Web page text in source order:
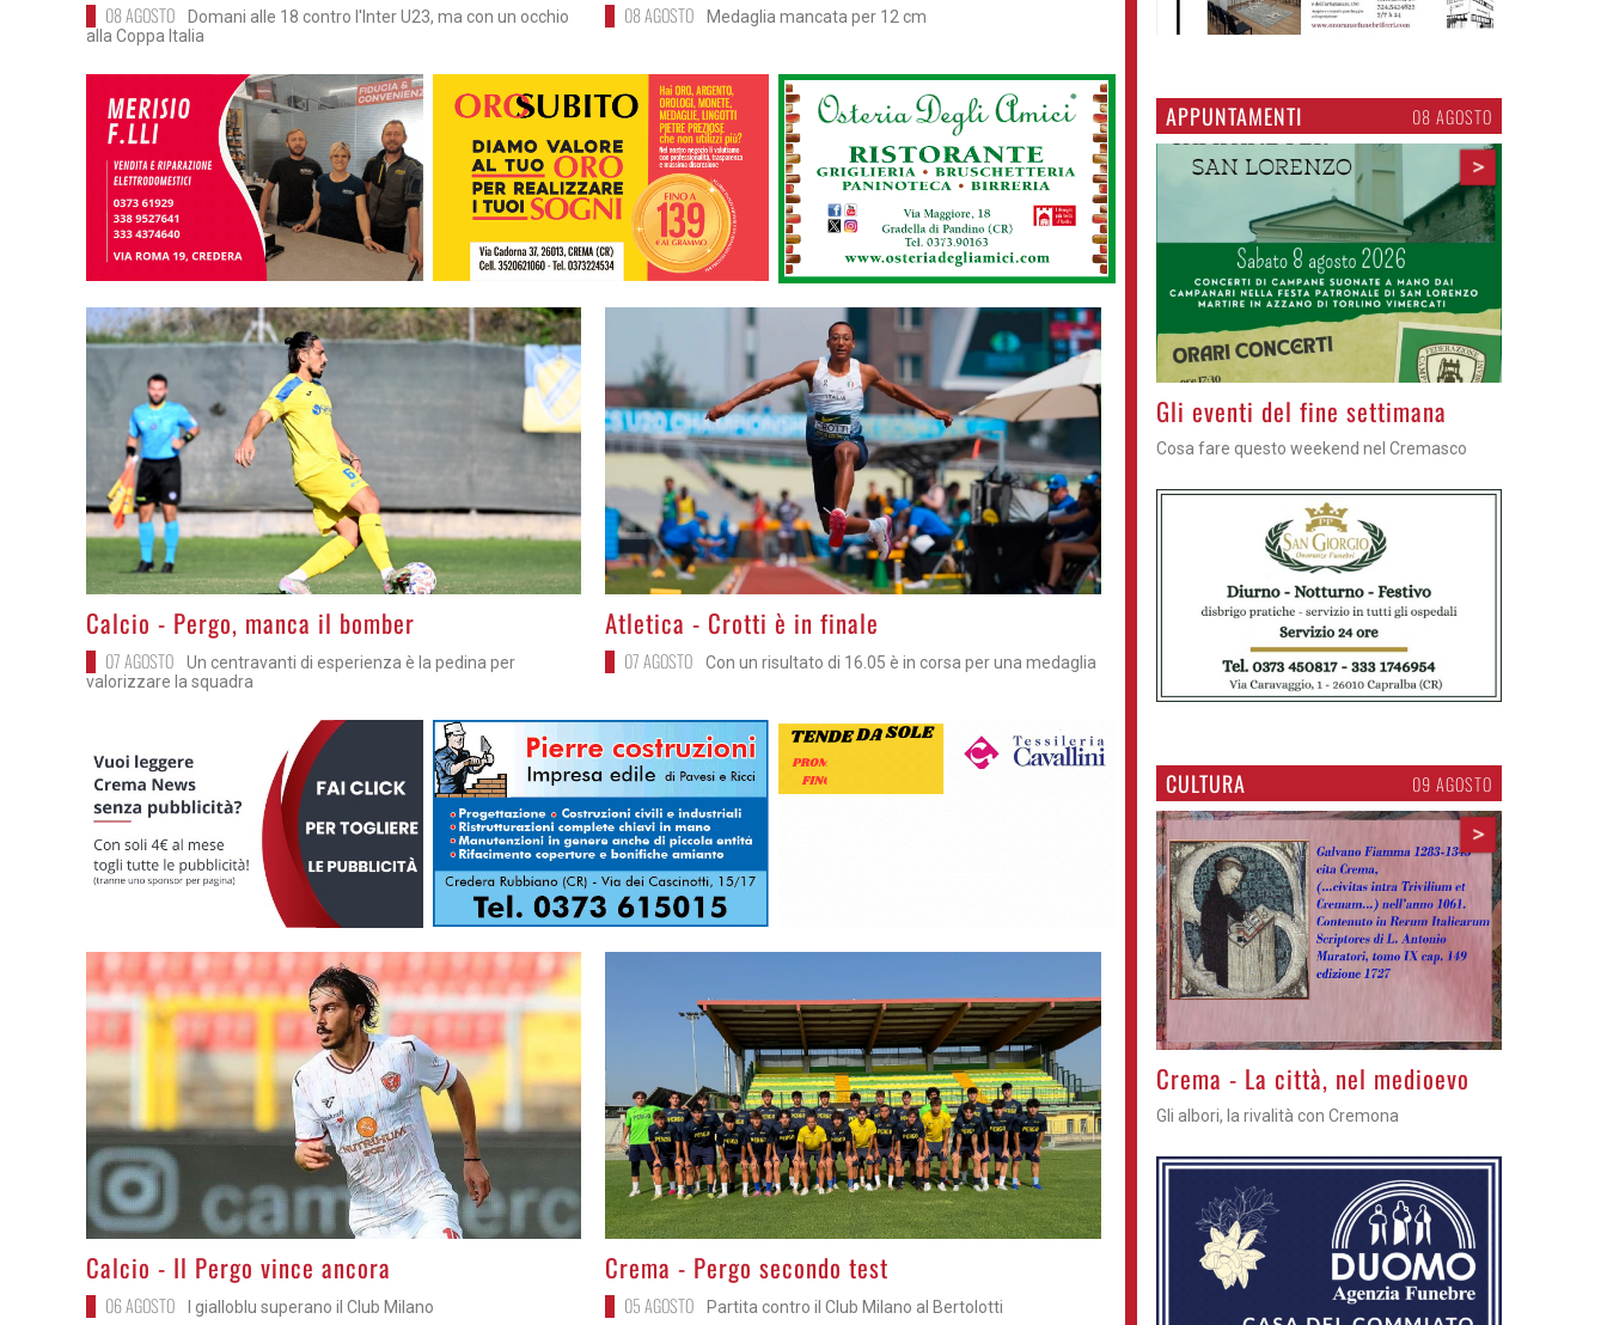
08 AGOSTO
Domani alle 18 contro l'Inter U23, ma con un occhio
alla Coppa Italia
08 AGOSTO Medaglia mancata per 12 cm
>
Calcio - Pergo, manca il bomber
07 AGOSTO
Un centravanti di esperienza è la pedina per
valorizzare la squadra
>
Atletica - Crotti è in finale
07 AGOSTO Con un risultato di 16.05 è in corsa per una medaglia
>
Calcio - Il Pergo vince ancora
06 AGOSTO I gialloblu superano il Club Milano
>
Crema - Pergo secondo test
05 AGOSTO Partita contro il Club Milano al Bertolotti
APPUNTAMENTI 06 AGOSTO
>
Azzano - Cena in piazza
Sagra di San Lorenzo, con don Lorenzo
CULTURA 09 AGOSTO
>
Crema - La città, nel medioevo
Gli albori, la rivalità con Cremona